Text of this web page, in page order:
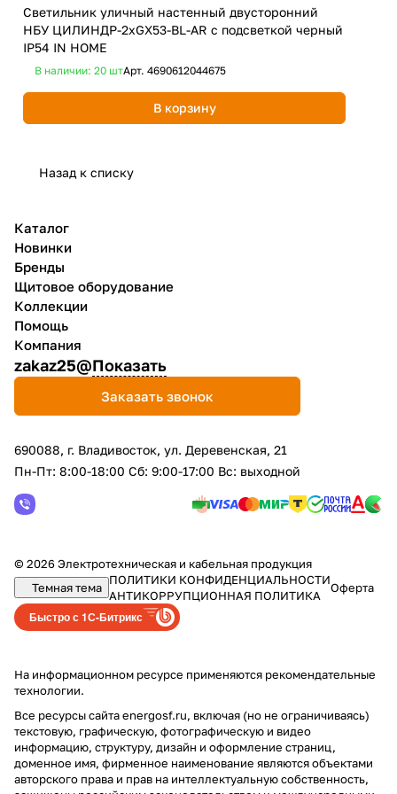
Светильник уличный настенный двусторонний
НБУ ЦИЛИНДР-2xGX53-BL-AR с подсветкой черный
IP54 IN HOME
В наличии: 20 штАрт. 4690612044675
В корзину
Назад к списку
Каталог
Новинки
Бренды
Щитовое оборудование
Коллекции
Помощь
Компания
zakaz25@Показать
Заказать звонок
690088, г. Владивосток, yл. Деревенская, 21
Пн-Пт: 8:00-18:00 Сб: 9:00-17:00 Вс: выходной
© 2026 Электротехническая и кабельная продукция
Темная тема
ПОЛИТИКИ КОНФИДЕНЦИАЛЬНОСТИ
АНТИКОРРУПЦИОННАЯ ПОЛИТИКА
Оферта
Быстро с 1С-Битрикс
На информационном ресурсе применяются рекомендательные
технологии.
Все ресурсы сайта energosf.ru, включая (но не ограничиваясь)
текстовую, графическую, фотографическую и видео
информацию, структуру, дизайн и оформление страниц,
доменное имя, фирменное наименование являются объектами
авторского права и прав на интеллектуальную собственность,